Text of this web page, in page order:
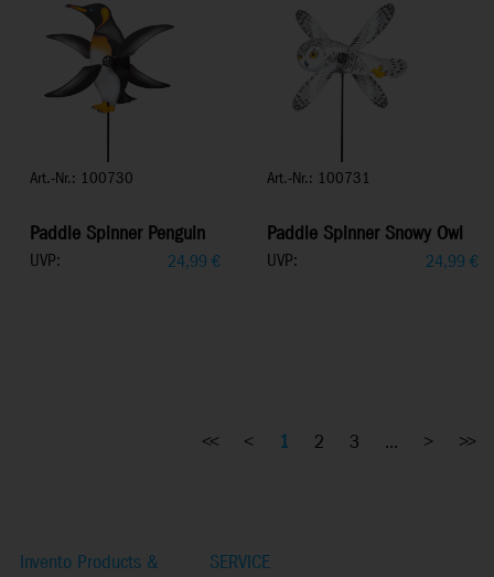
Art.-Nr.: 100730
Paddle Spinner Penguin
UVP: 24,99 €
Art.-Nr.: 100731
Paddle Spinner Snowy Owl
UVP: 24,99 €
<< < 1 2 3 ... > >>
Invento Products &
SERVICE